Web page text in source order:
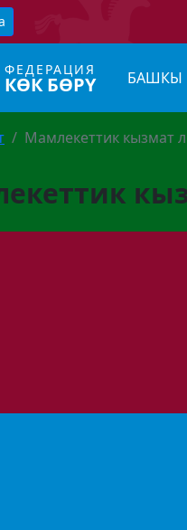
ФЕДЕРАЦИЯ
КӨК БӨРҮ БАШКЫ
Мамлекеттик кызмат